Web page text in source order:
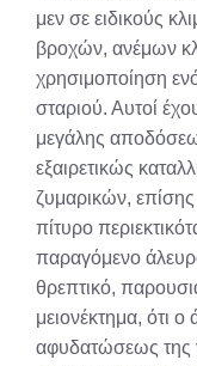
μεν σε ειδικούς
βροχών, ανέμων
χρησιμοποίηση
σταριού. Αυτοί
μεγάλης
εξαιρετικώς
ζυμαρικών,
πίτυρο
παραγόμενο
θρεπτικό,
μειονέκτημα, ότι ο
αφυδατώσεως της